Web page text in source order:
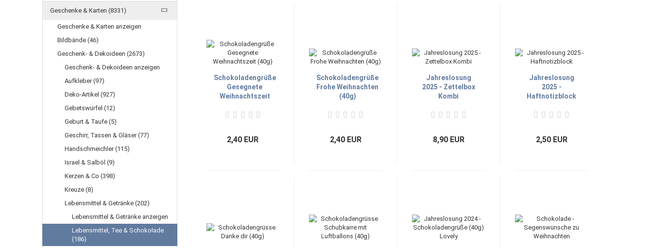
Schokoladengrüße
Gesegnete
Weihnachtszeit
2,40 EUR
Schokoladengrüße
Frohe Weihnachten
(40g)
2,40 EUR
Jahreslosung
2025 - Zettelbox
Kombi
8,90 EUR
Jahreslosung
2025 -
Haftnotizblock
2,50 EUR
Geschenke & Karten (8331)
Geschenke & Karten anzeigen
Bildbände (46)
Geschenk- & Dekoideen (2673)
Geschenk- & Dekoideen anzeigen
Aufkleber (97)
Deko-Artikel (927)
Gebetswürfel (12)
Geburt & Taufe (5)
Geschirr, Tassen & Gläser (77)
Handschmeichler (115)
Israel & Salböl (9)
Kerzen & Co (398)
Kreuze (8)
Lebensmittel & Getränke (202)
Lebensmittel & Getränke anzeigen
Lebensmittel, Tee & Schokolade
(186)